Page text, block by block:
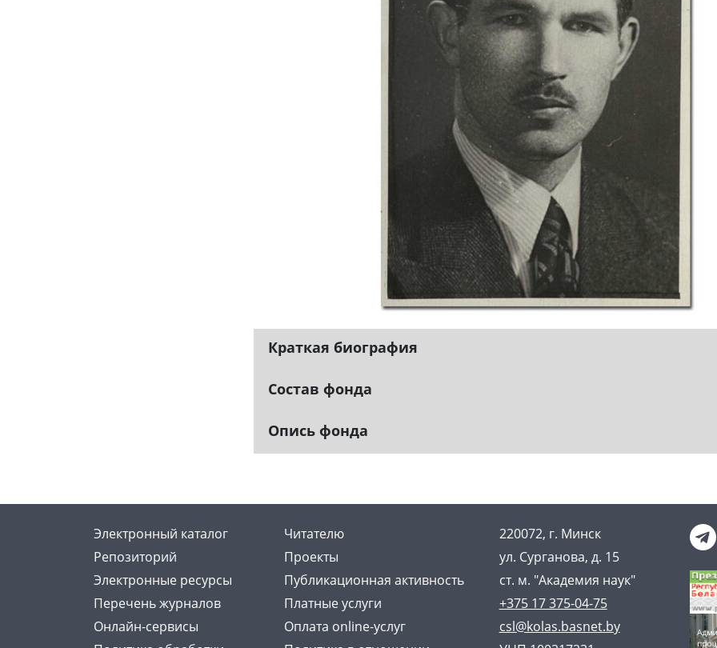
Краткая биография
Состав фонда
Опись фонда
Электронный каталог
Читателю
Репозиторий
Проекты
Электронные ресурсы
Публикационная активность
Перечень журналов
Платные услуги
Онлайн-сервисы
Оплата online-услуг
220072, г. Минск
ул. Сурганова, д. 15
ст. м. "Академия наук"
+375 17 375-04-75
csl@kolas.basnet.by